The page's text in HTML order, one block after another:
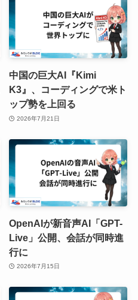
中国の巨大AI『Kimi
K3』、コーディングで米ト
ップ勢を上回る
2026年7月21日
OpenAIが新音声AI「GPT-
Live」公開、会話が同時進
行に
2026年7月15日